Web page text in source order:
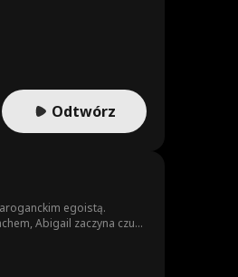
Odtwórz
egoistą.
Abigail zaczyna czuć